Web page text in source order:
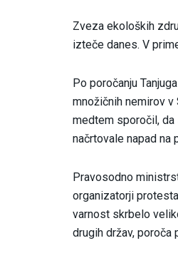
Zveza ekoloških
izteče danes. V
Po poročanju
množičnih nemirov v
medtem sporočil,
načrtovale napad na
Pravosodno
organizatorji
varnost skrbelo
drugih držav, poroča